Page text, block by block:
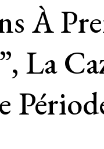
À
La